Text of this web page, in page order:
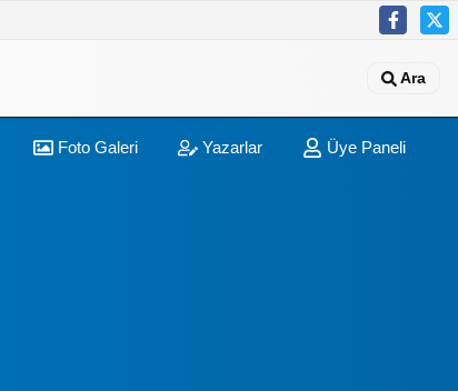
Ara
Foto Galeri Yazarlar Üye Paneli